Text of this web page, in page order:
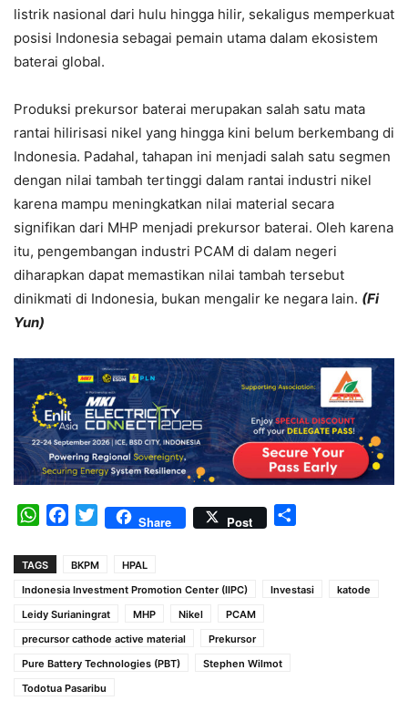
listrik nasional dari hulu hingga hilir, sekaligus memperkuat
posisi Indonesia sebagai pemain utama dalam ekosistem
baterai global.
Produksi prekursor baterai merupakan salah satu mata
rantai hilirisasi nikel yang hingga kini belum berkembang di
Indonesia. Padahal, tahapan ini menjadi salah satu segmen
dengan nilai tambah tertinggi dalam rantai industri nikel
karena mampu meningkatkan nilai material secara
signifikan dari MHP menjadi prekursor baterai. Oleh karena
itu, pengembangan industri PCAM di dalam negeri
diharapkan dapat memastikan nilai tambah tersebut
dinikmati di Indonesia, bukan mengalir ke negara lain. (Fi
Yun)
WhatsAppFacebook
TwitterShare Post
TAGS BKPM
HPAL
Indonesia Investment Promotion Center (IIPC)
Investasi
katode
Leidy Surianingrat
MHP Nikel
PCAM
precursor cathode active material
Prekursor
Pure Battery Technologies (PBT)
Stephen Wilmot
Todotua Pasaribu